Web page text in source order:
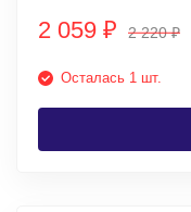
2 059 ₽ 2 220₽
Осталась 1 шт.